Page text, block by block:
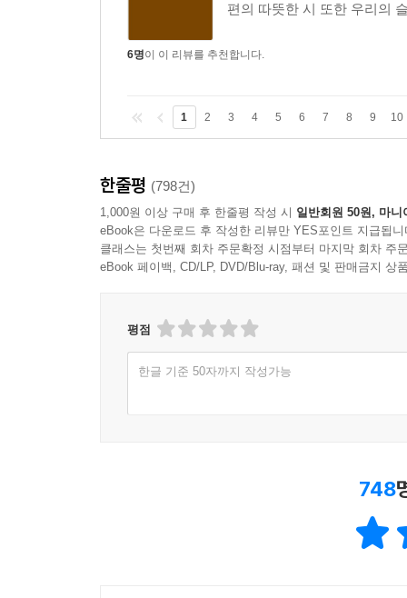
편의 따뜻한 시 또한 우리의
6명이 이 리뷰를 추천합니다.
1 2 3 4 5 6 7 8 9 10
한줄평 (798건)
1,000원 이상 구매 후 한줄평 작성 시 일반회원 50원, 마니
eBook은 다운로드 후 작성한 리뷰만 YES포인트 지급됩니
클래스는 첫번째 회차 주문확정 시점부터 마지막 회차 주
eBook 페이백, CD/LP, DVD/Blu-ray, 패션 및 판매금지 상
평점
한글 기준 50자까지 작성가능
748